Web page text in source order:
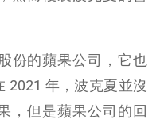
份的蘋果公司，它也
2021 年，波克夏並沒
，但是蘋果公司的回